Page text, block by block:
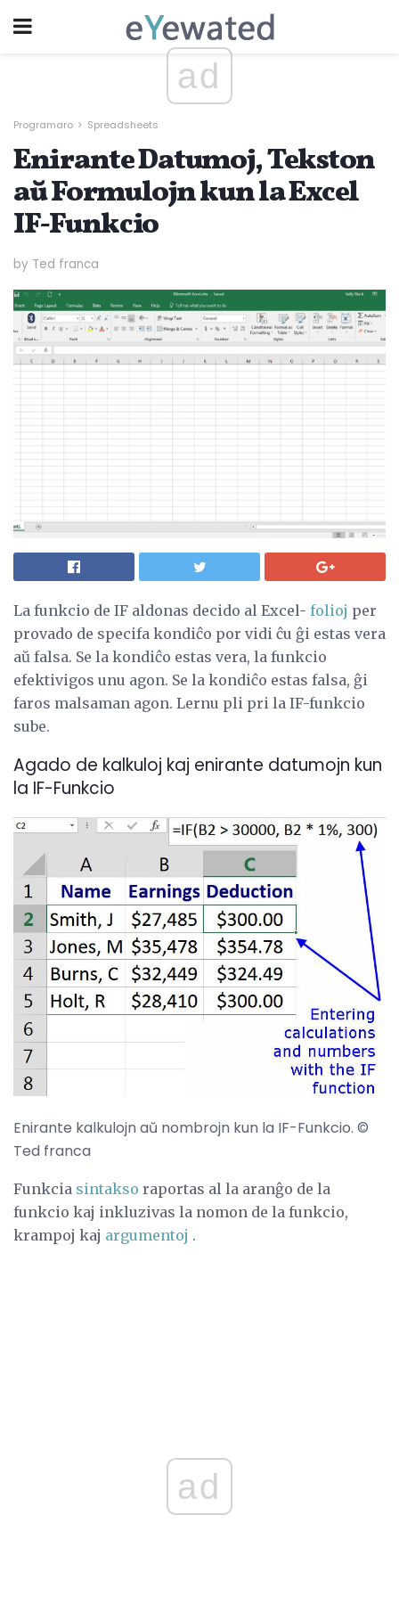
ad
Programaro Spreadsheets
Enirante Datumoj, Tekston
aŭ Formulojn kun la Excel
IF-Funkcio
by Ted franca
La funkcio de IF aldonas decido al Excel- folioj per
provado de specifa kondiĉo por vidi ĉu ĝi estas vera
aŭ falsa. Se la kondiĉo estas vera, la funkcio
efektivigos unu agon. Se la kondiĉo estas falsa, ĝi
faros malsaman agon. Lernu pli pri la IF-funkcio
sube.
Agado de kalkuloj kaj enirante datumojn kun
la IF-Funkcio
Enirante kalkulojn aŭ nombrojn kun la IF-Funkcio. ©
Ted franca
Funkcia sintakso raportas al la aranĝo de la
funkcio kaj inkluzivas la nomon de la funkcio,
krampoj kaj argumentoj .
ad